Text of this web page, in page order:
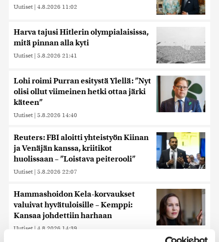
Uutiset | 4.8.2026 11:02
Harva tajusi Hitlerin olympialaisissa,
mitä pinnan alla kyti
Uutiset | 5.8.2026 21:41
Lohi roimi Purran esitystä Ylellä: ”Nyt
olisi ollut viimeinen hetki ottaa järki
käteen”
Uutiset | 5.8.2026 14:40
Reuters: FBI aloitti yhteistyön Kiinan
ja Venäjän kanssa, kriitikot
huolissaan – ”Loistava peiterooli”
Uutiset | 5.8.2026 22:07
Hammashoidon Kela-korvaukset
valuivat hyvätuloisille – Kemppi:
Kansaa johdettiin harhaan
Uutiset | 4.8.2026 14:39